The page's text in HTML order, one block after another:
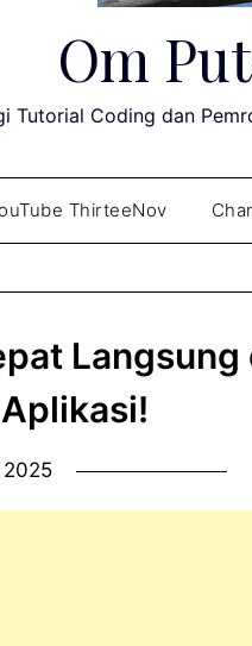
Om
Tutorial Coding dan
ThirteeNov
Langsung